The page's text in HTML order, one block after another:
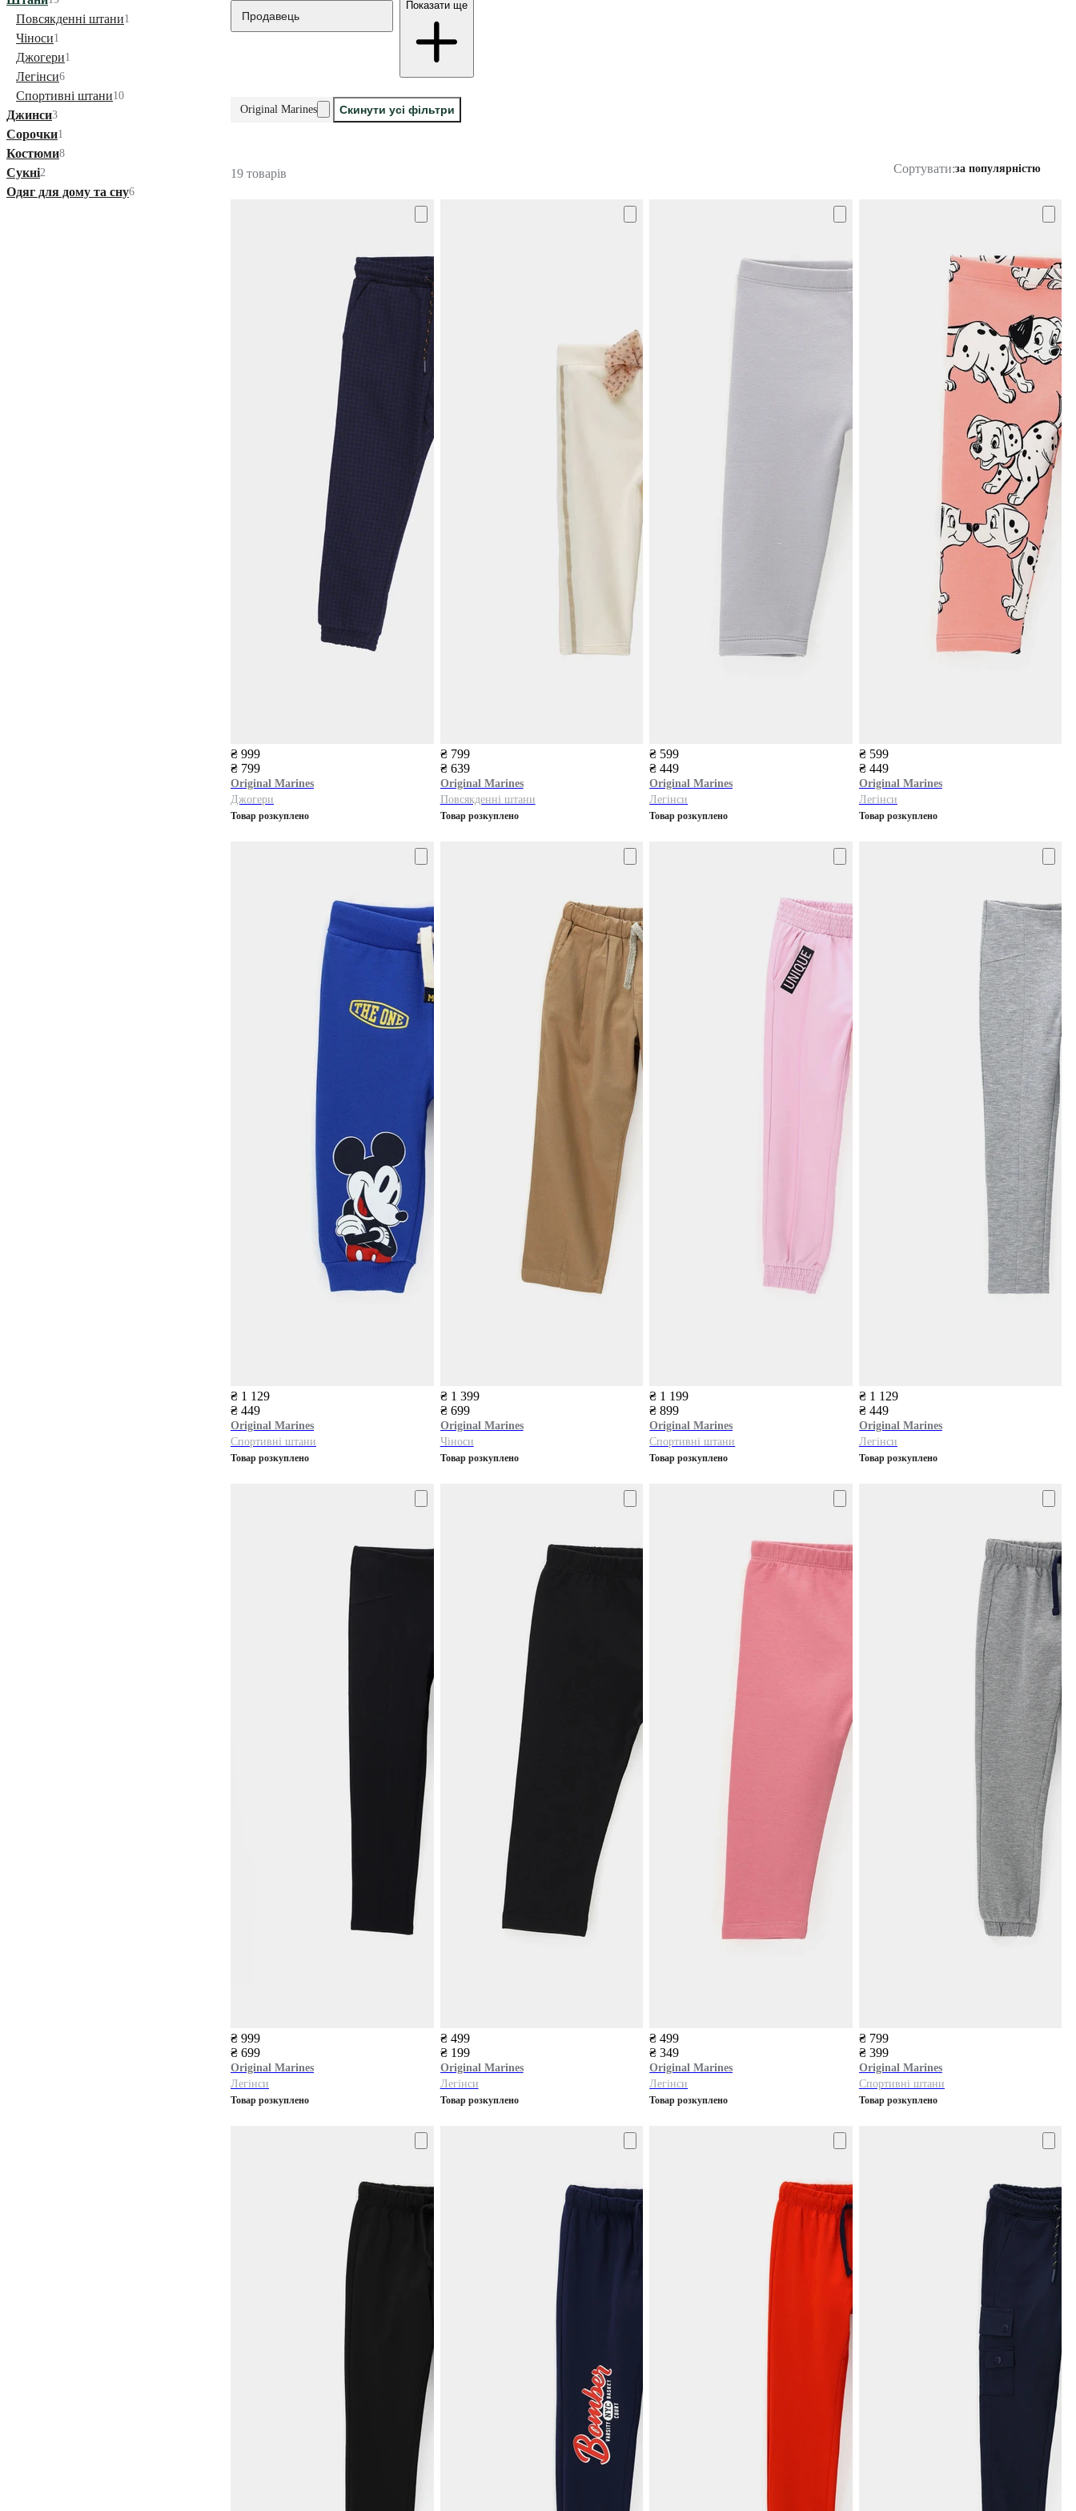
Повсякденні штани1
Чіноси1
Джогери1
Легінси6
Спортивні штани10
Джинси3
Сорочки1
Костюми8
Сукні2
Одяг для дому та сну6
Продавець
Показати ще
Original Marines Скинути усі фільтри
19 товарів Сортувати:за популярністю
₴ 999
₴ 799
Original Marines
Джогери
Товар розкуплено
₴ 799
₴ 639
Original Marines
Повсякденні штани
Товар розкуплено
₴ 599
₴ 449
Original Marines
Легінси
Товар розкуплено
₴ 599
₴ 449
Original Marines
Легінси
Товар розкуплено
₴ 1 129
₴ 449
Original Marines
Спортивні штани
Товар розкуплено
₴ 1 399
₴ 699
Original Marines
Чіноси
Товар розкуплено
₴ 1 199
₴ 899
Original Marines
Спортивні штани
Товар розкуплено
₴ 1 129
₴ 449
Original Marines
Легінси
Товар розкуплено
₴ 999
₴ 699
Original Marines
Легінси
Товар розкуплено
₴ 499
₴ 199
Original Marines
Легінси
Товар розкуплено
₴ 499
₴ 349
Original Marines
Легінси
Товар розкуплено
₴ 799
₴ 399
Original Marines
Спортивні штани
Товар розкуплено